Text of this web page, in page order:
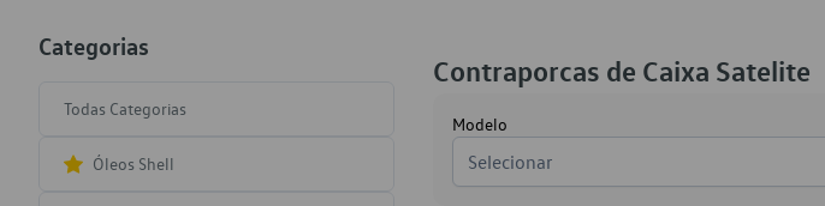
Categorias
Todas Categorias
Óleos Shell
Contraporcas de Caixa Satelite
Modelo
Selecionar